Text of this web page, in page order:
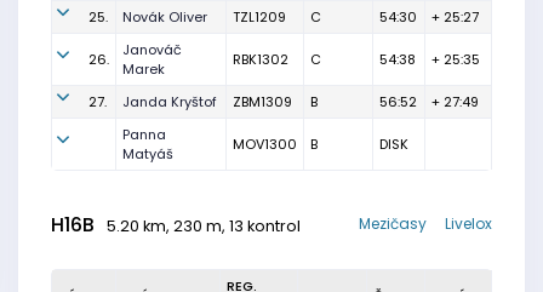
25.
Novák Oliver TZL1209 C 54:30 + 25:27
26.
Janováč
Marek
RBK1302 C 54:38 + 25:35
27. Janda Kryštof ZBM1309 B 56:52
+ 27:49
Panna
Matyáš
MOV1300 B DISK
H16B 5.20 km, 230 m, 13 kontrol Livelox
Mezičasy
REG.